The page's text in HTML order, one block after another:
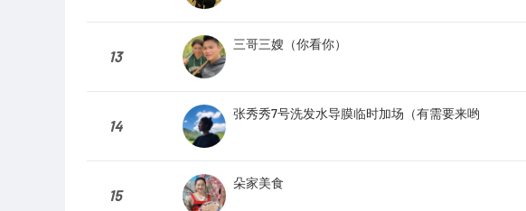
13
三哥三嫂（你看你）
14
张秀秀7号洗发水导膜临时加场（有需要来哟
15
朵家美食